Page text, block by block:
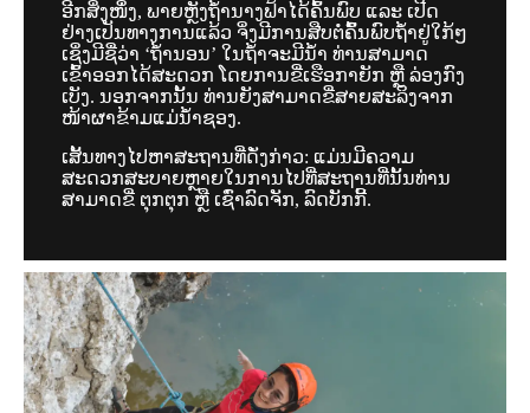
ອີກສິ່ງໜຶ່່ງ, ພາຍຫຼັງຖ້ຳນາງຟ້າໄດ້ຄົ້ນພົບ ແລະ ເປີດ
ຢ່າງເປັນທາງການແລ້ວ ຈິ່ງມີການສືບຕໍ່ຄົົ້ນພົບຖ້ຳຢູ່ໃກ້ໆ
ເຊິ່ງມີຊື່ວ່າ ‘ຖ້ຳນອນ’ ໃນຖ້ຳຈະມີນ້ຳ ທ່ານສາມາດ
ເຂົ້າອອກໄດ້ສະດວກ ໂດຍການຂີ່ເຮືອກາຍັກ ຫຼື ລ່ອງກົງ
ເບັງ. ນອກຈາກນັ້ນ ທ່ານຍັງສາມາດຂີ່ສາຍສະລິງຈາກ
ໜ້າຜາຂ້າມແມ່ນ້ຳຊອງ.
ເສັ້ນທາງໄປຫາສະຖານທີ່ດັ່ງກ່າວ: ແມ່ນມີຄວາມ
ສະດວກສະບາຍຫຼາຍໃນການໄປທີ່ສະຖານທີ່ນັ້ນທ່ານ
ສາມາດຂີ່ ຕຸກຕຸກ ຫຼື ເຊົ່າລົດຈັກ, ລົດບັກກີ້.